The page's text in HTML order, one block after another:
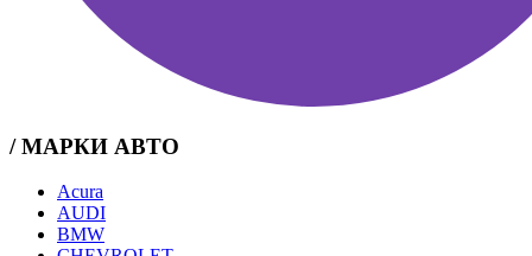
/ МАРКИ АВТО
Acura
AUDI
BMW